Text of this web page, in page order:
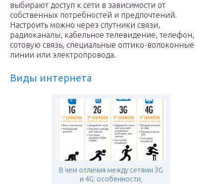
выбирают доступ к сети в зависимости от
собственных потребностей и предпочтений.
Настроить можно через спутники связи,
радиоканалы, кабельное телевидение, телефон,
сотовую связь, специальные оптико-волоконные
линии или электропровода.
Виды интернета
В чем отличия между сетями 3G
и 4G: особенности,